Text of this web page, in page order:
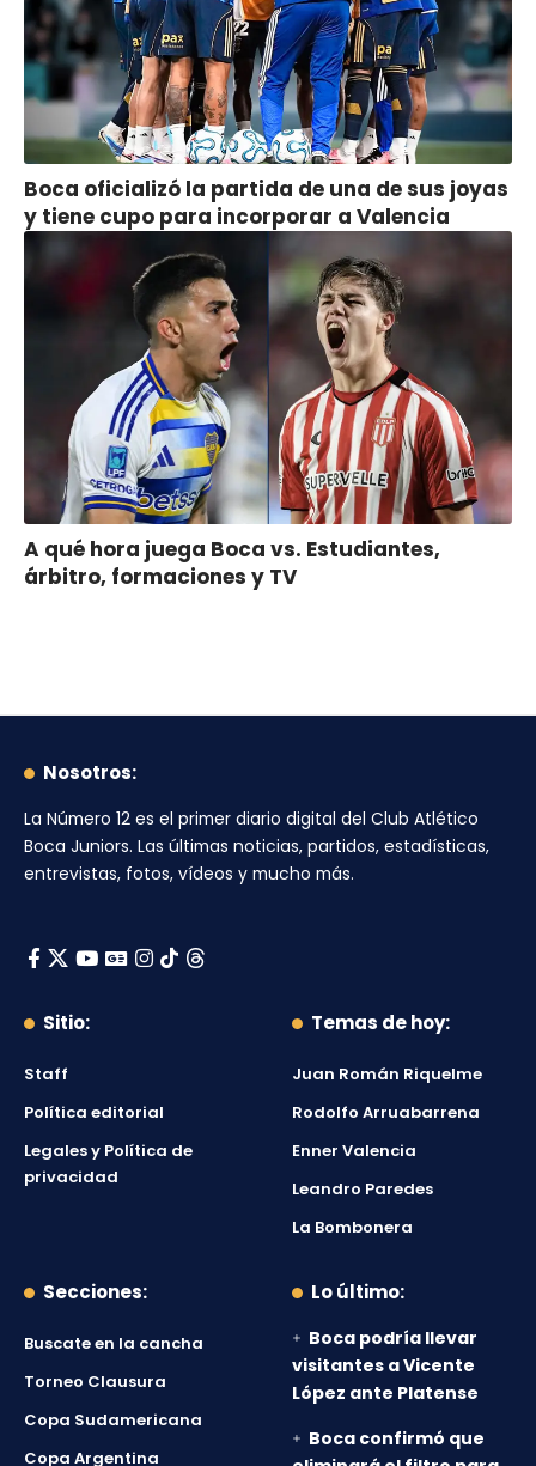
Boca oficializó la partida de una de sus joyas
y tiene cupo para incorporar a Valencia
A qué hora juega Boca vs. Estudiantes,
árbitro, formaciones y TV
Nosotros:
La Número 12 es el primer diario digital del Club Atlético
Boca Juniors. Las últimas noticias, partidos, estadísticas,
entrevistas, fotos, vídeos y mucho más.
Sitio:
Staff
Política editorial
Legales y Política de
privacidad
Temas de hoy:
Juan Román Riquelme
Rodolfo Arruabarrena
Enner Valencia
Leandro Paredes
La Bombonera
Secciones:
Buscate en la cancha
Torneo Clausura
Copa Sudamericana
Copa Argentina
Lo último:
Boca podría llevar
visitantes a Vicente
López ante Platense
Boca confirmó que